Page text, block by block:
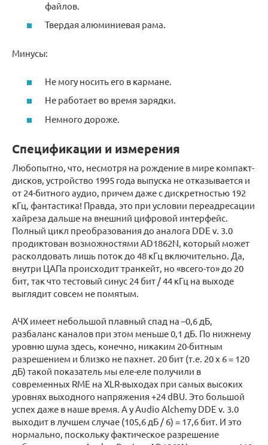
файлов.
Твердая алюминиевая рама.
Минусы:
Не могу носить его в кармане.
Не работает во время зарядки.
Немного дороже.
Спецификации и измерения
Любопытно, что, несмотря на рождение в мире компакт-
дисков, устройство 1995 года выпуска не отказывается и
от 24-битного аудио, причем даже с дискретностью 192
кГц, фантастика! Правда, это при условии переадресации
хайреза дальше на внешний цифровой интерфейс.
Полный цикл преобразования до аналога DDE v. 3.0
продиктован возможностями AD1862N, который может
расколдовать лишь поток до 48 кГц включительно. Да,
внутри ЦАПа происходит транкейт, но «всего-то» до 20
бит, так что тестовый синус 24 бит / 44 кГц на выходе
выглядит совсем не помятым.
АЧХ имеет небольшой плавный спад на –0,6 дБ,
разбаланс каналов при этом меньше 0,1 дБ. По нижнему
уровню шума здесь, конечно, никаким 20-битным
разрешением и близко не пахнет. 20 бит (т.е. 20 х 6 = 120
дБ) такой показатель мы еле-еле получили в
современных RME на XLR-выходах при самых высоких
уровнях выходного напряжения +24 dBU. Это большой
успех даже в наше время. А у Audio Alchemy DDE v. 3.0
выходит в лучшем случае (105,6 дБ / 6) = 17,6 бит. И это
нормально, поскольку фактическое разрешение